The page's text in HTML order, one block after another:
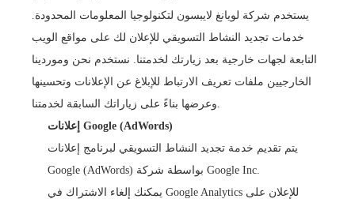
يستخدم شركة لويانغ لايبسون لتكنولوجيا المعلومات المحدودة.
خدمات تجديد النشاط التسويقي للإعلان لك على مواقع الويب
التابعة لجهات خارجية بعد زيارتك لخدمتنا. نستخدم نحن وموردينا
الخارجيين ملفات تعريف الارتباط للإبلاغ عن الإعلانات وتحسينها
وعرضها بناءً على زياراتك السابقة لخدمتنا.
إعلانات Google (AdWords)
يتم تقديم خدمة تجديد النشاط التسويقي لبرنامج إعلانات
Google (AdWords) بواسطة شركة Google Inc.
يمكنك إلغاء الاشتراك في Google Analytics للإعلان على